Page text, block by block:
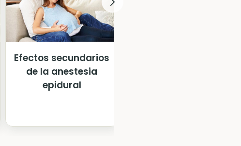
Efectos secundarios
de la anestesia
epidural